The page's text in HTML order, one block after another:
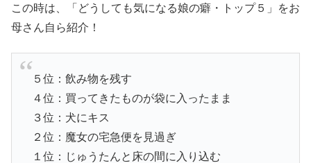
この時は、「どうしても気になる娘の癖・トップ５」をお
母さん自ら紹介！
５位：飲み物を残す
４位：買ってきたものが袋に入ったまま
３位：犬にキス
２位：魔女の宅急便を見過ぎ
１位：じゅうたんと床の間に入り込む